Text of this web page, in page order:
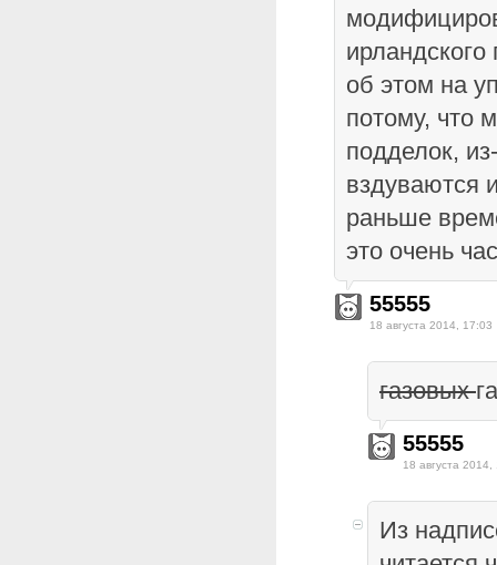
об этом на
потому, что
подделок,
вздуваются
раньше
это очень
55555
18 августа 2014, 17:03
газовых
55555
18 августа 2014,
Из